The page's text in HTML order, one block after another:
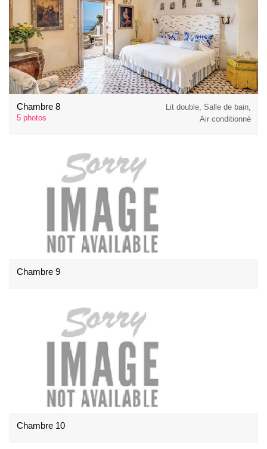
Chambre 8
5 photos
Lit double, Salle de bain,
Air conditionné
Chambre 9
Chambre 10